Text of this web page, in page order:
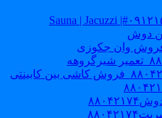
دوش